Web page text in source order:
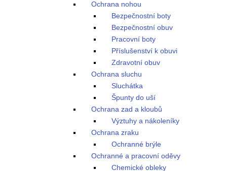
Ochrana nohou
Bezpečnostní boty
Bezpečnostní obuv
Pracovní boty
Příslušenství k obuvi
Zdravotní obuv
Ochrana sluchu
Sluchátka
Špunty do uší
Ochrana zad a kloubů
Výztuhy a nákoleníky
Ochrana zraku
Ochranné brýle
Ochranné a pracovní oděvy
Chemické obleky